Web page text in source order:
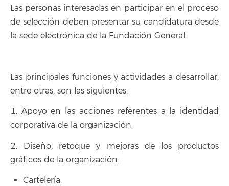
Las personas interesadas en participar en el proceso
de selección deben presentar su candidatura desde
la sede electrónica de la Fundación General.
Las principales funciones y actividades a desarrollar,
entre otras, son las siguientes:
1. Apoyo en las acciones referentes a la identidad
corporativa de la organización.
2. Diseño, retoque y mejoras de los productos
gráficos de la organización:
Cartelería.